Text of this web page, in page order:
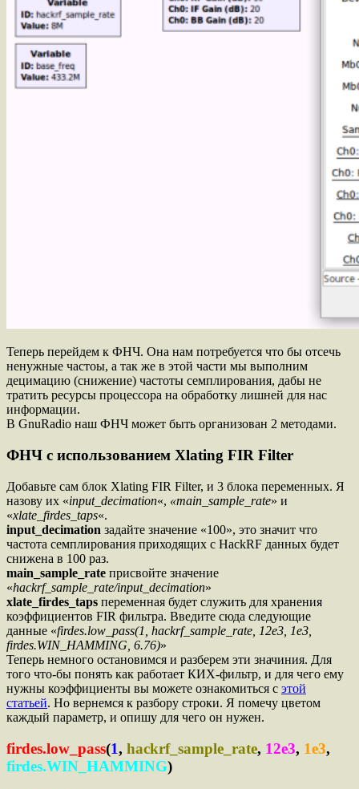
Теперь перейдем к ФНЧ. Она нам потребуется что бы отсечь
ненужные частоы, а так же в этой части мы выполним
децимацию (снижение) частоты семплирования, дабы не
тратить ресурсы процессора на обработку лишней для нас
информации.
В GnuRadio наш ФНЧ может быть организован 2 методами.
ФНЧ с использованием Xlating FIR Filter
Добавьте сам блок Xlating FIR Filter, и 3 блока переменных. Я
назову их «input_decimation«, «main_sample_rate» и
«xlate_firdes_taps«.
input_decimation задайте значение «100», это значит что
частота семплирования приходящих с HackRF данных будет
снижена в 100 раз.
main_sample_rate присвойте значение
«hackrf_sample_rate/input_decimation»
xlate_firdes_taps переменная будет служить для хранения
коэффициентов FIR фильтра. Введите сюда следующие
данные «firdes.low_pass(1, hackrf_sample_rate, 12e3, 1e3,
firdes.WIN_HAMMING, 6.76)»
Теперь немного остановимся и разберем эти значиния. Для
того что-бы понять как работает КИХ-фильтр, и для чего ему
нужны коэффициенты вы можете ознакомиться с этой
статьей. Но вернемся к разбору строки. Я помечу цветом
каждый параметр, и опишу для чего он нужен.
firdes.low_pass(1, hackrf_sample_rate, 12e3, 1e3,
firdes.WIN_HAMMING)